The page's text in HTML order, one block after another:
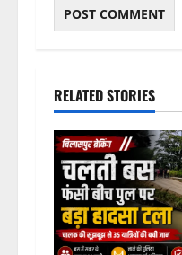
RELATED STORIES